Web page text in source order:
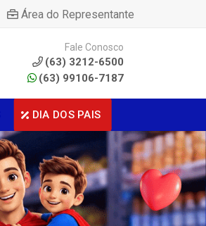
Área do Representante
Fale Conosco
(63) 3212-6500
(63) 99106-7187
DIA DOS PAIS